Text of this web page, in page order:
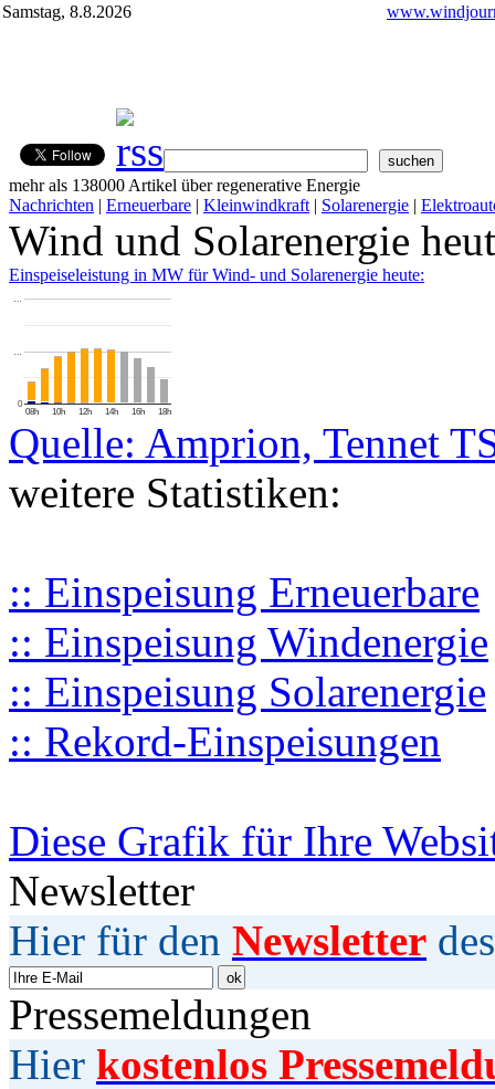
Samstag, 8.8.2026
mehr als 138000 Artikel über regenerative Energie
Nachrichten | Erneuerbare | Kleinwindkraft | Solarenergie |
Wind und Solarenergie
Einspeiseleistung in MW für Wind- und Solarenergie heute:
08h 10h 12h 14h 16h 18h
0
…
…
Quelle: Amprion, Tennet
weitere Statistiken:
:: Einspeisung Erneuerbare
:: Einspeisung Windenergie
:: Einspeisung Solarenergie
:: Rekord-Einspeisungen
Diese Grafik für Ihre
Newsletter
Hier für den Newsletter
Pressemeldungen
Hier kostenlos